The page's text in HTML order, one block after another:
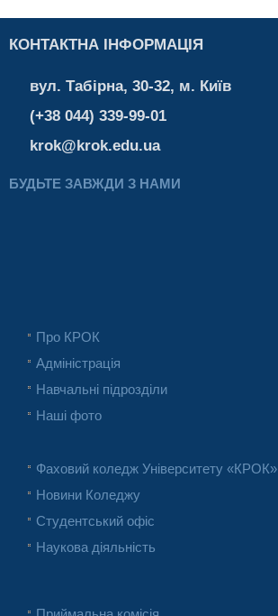
КОНТАКТНА ІНФОРМАЦІЯ
вул. Табірна, 30-32, м. Київ
(+38 044) 339-99-01
krok@krok.edu.ua
БУДЬТЕ ЗАВЖДИ З НАМИ
Про КРОК
Адміністрація
Навчальні підрозділи
Наші фото
Фаховий коледж Університету «КРОК»
Новини Коледжу
Студентський офіс
Наукова діяльність